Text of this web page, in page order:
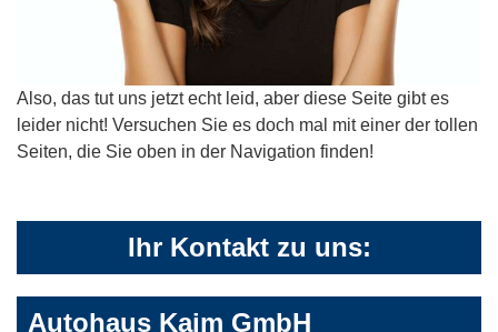
Also, das tut uns jetzt echt leid, aber diese Seite gibt es
leider nicht! Versuchen Sie es doch mal mit einer der tollen
Seiten, die Sie oben in der Navigation finden!
Ihr Kontakt zu uns:
Autohaus Kaim GmbH